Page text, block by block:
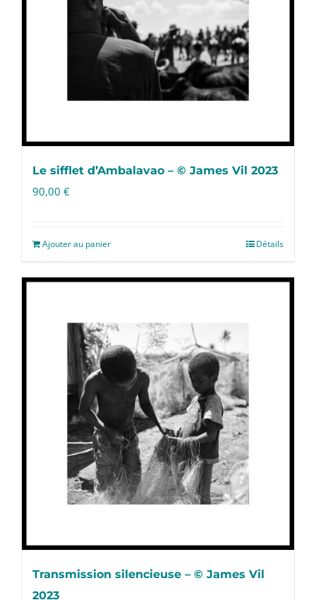
Le sifflet d’Ambalavao – © James Vil 2023
90,00 €
Ajouter au panier Détails
Transmission silencieuse – © James Vil
2023